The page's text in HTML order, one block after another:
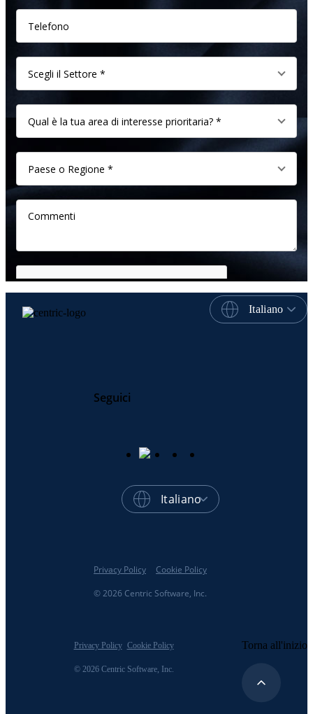
Italiano
Seguici
Italiano
© 2026 Centric Software, Inc.
Privacy Policy Cookie Policy
© 2026 Centric Software, Inc.
Privacy Policy Cookie Policy Torna all'inizio